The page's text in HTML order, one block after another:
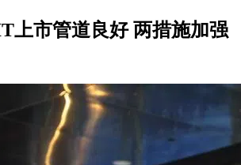
上市管道良好 两措施加强